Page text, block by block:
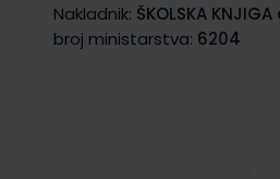
Nakladnik: ŠKOLSKA
broj ministarstva: 6204